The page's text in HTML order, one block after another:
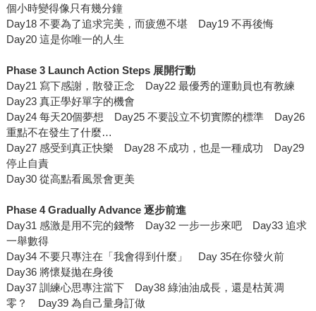
個小時變得像只有幾分鐘
Day18 不要為了追求完美，而疲憊不堪 Day19 不再後悔
Day20 這是你唯一的人生
Phase 3 Launch Action Steps 展開行動
Day21 寫下感謝，散發正念 Day22 最優秀的運動員也有教練
Day23 真正學好單字的機會
Day24 每天20個夢想 Day25 不要設立不切實際的標準 Day26
重點不在發生了什麼…
Day27 感受到真正快樂 Day28 不成功，也是一種成功 Day29
停止自責
Day30 從高點看風景會更美
Phase 4 Gradually Advance 逐步前進
Day31 感激是用不完的錢幣 Day32 一步一步來吧 Day33 追求
一舉數得
Day34 不要只專注在「我會得到什麼」 Day 35在你發火前
Day36 將懷疑拋在身後
Day37 訓練心思專注當下 Day38 綠油油成長，還是枯黃凋
零？ Day39 為自己量身訂做